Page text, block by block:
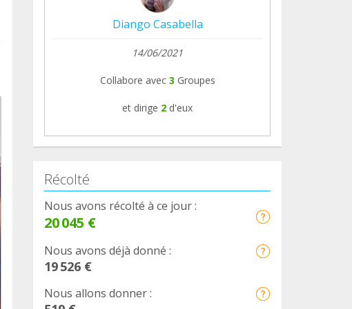
Diango Casabella
14/06/2021
Collabore avec3 Groupes
et dirige 2 d'eux
Récolté
Nous avons récolté à ce jour :
20 045 €
Nous avons déjà donné :
19 526 €
Nous allons donner :